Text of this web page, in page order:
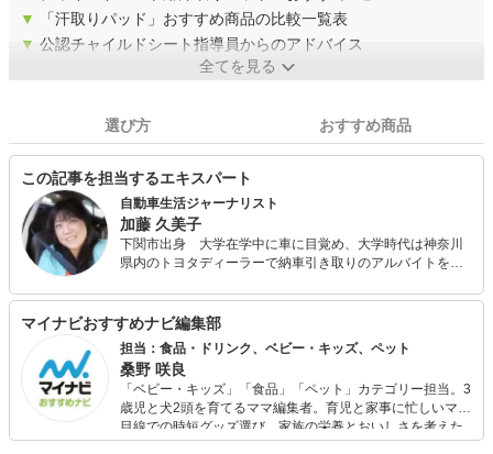
▼
「汗取りパッド」おすすめ商品の比較一覧表
▼ 公認チャイルドシート指導員からのアドバイス
全てを見る
選び方 おすすめ商品
この記事を担当するエキスパート
自動車生活ジャーナリスト
加藤 久美子
下関市出身 大学在学中に車に目覚め、大学時代は神奈川
県内のトヨタディーラーで納車引き取りのアルバイトを経
社。 1989年FIA 公認のクロスカントリーラリー「オースト
ラリアン・サファリ」に出場。 1995年会社を辞めてフリー
ランスの道へ。 1999-2000日本カー・オブ・ザ・イヤー選
考委員。 2000年に第一子出産後、妊婦のシートベルト着用
を推進する会を立ち上げ、チャイルドシートと共に胎児と
赤ちゃんの命を守る啓発活動を展開している。 月刊誌
『MONOQLO』（晋遊舎）、All About、citrus、オートック
ワン、乗りものニュース、くるまのニュース、JAFMATEな
マイナビおすすめナビ編集部
担当：食品・ドリンク、ベビー・キッズ、ペット
桑野 咲良
「ベビー・キッズ」「食品」「ペット」カテゴリー担当。3
歳児と犬2頭を育てるママ編集者。育児と家事に忙しいママ
目線での時短グッズ選び、家族の栄養とおいしさを考えた
食品選び、束の間のリラックスタイムを楽しむためのスイ